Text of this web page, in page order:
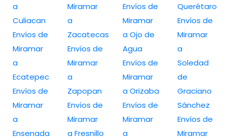
a
Culiacan
Envíos de
Miramar
a
Ecatepec
Envíos de
Miramar
a
Ensenada
Miramar
a
Zacatecas
Envíos de
Miramar
a
Zapopan
Envíos de
Miramar
a Fresnillo
Envíos de
Miramar
a Ojo de
Agua
Envíos de
Miramar
a Orizaba
Envíos de
Miramar
a
Querétaro
Envíos de
Miramar
a
Soledad
de
Graciano
Sánchez
Envíos de
Miramar